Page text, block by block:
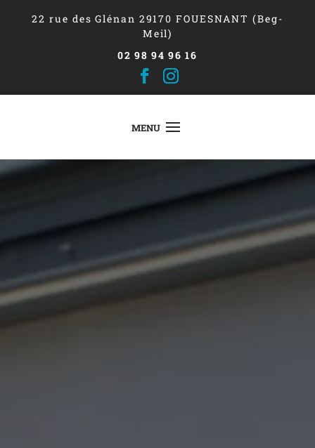
22 rue des Glénan 29170 FOUESNANT (Beg-
Meil)
02 98 94 96 16